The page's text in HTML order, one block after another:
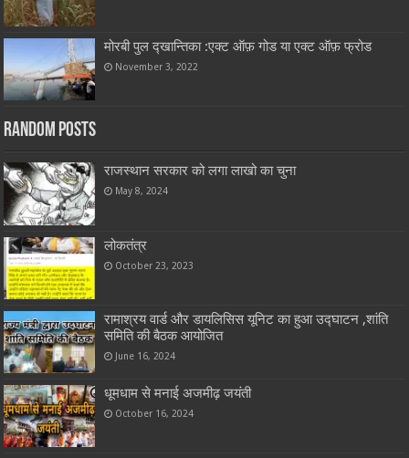
मोरबी पुल द्खान्तिका :एक्ट ऑफ़ गोड या एक्ट ऑफ़ फ्रोड
November 3, 2022
Random Posts
राजस्थान सरकार को लगा लाखो का चुना
May 8, 2024
लोकतंत्र
October 23, 2023
रामाश्रय वार्ड और डायलिसिस यूनिट का हुआ उद्घाटन ,शांति
समिति की बैठक आयोजित
June 16, 2024
धूमधाम से मनाई अजमीढ़ जयंती
October 16, 2024